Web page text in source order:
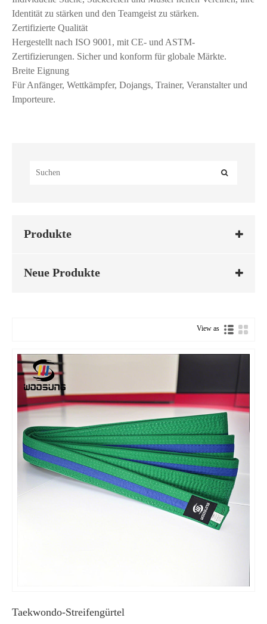
Identität zu stärken und den Teamgeist zu stärken.
Zertifizierte Qualität
Hergestellt nach ISO 9001, mit CE- und ASTM-
Zertifizierungen. Sicher und konform für globale Märkte.
Breite Eignung
Für Anfänger, Wettkämpfer, Dojangs, Trainer, Veranstalter und
Importeure.
Produkte
Neue Produkte
View as
Taekwondo-Streifengürtel